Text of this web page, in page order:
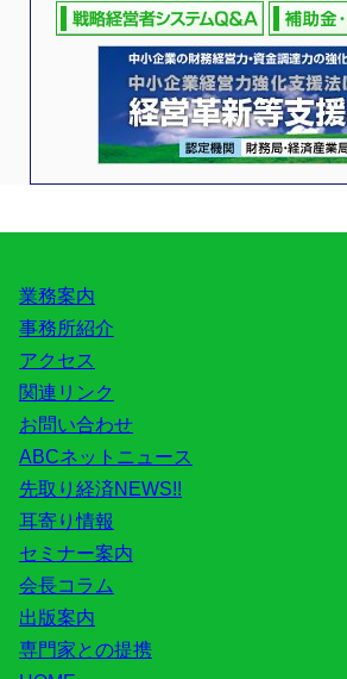
業務案内
事務所紹介
アクセス
関連リンク
お問い合わせ
ABCネットニュース
先取り経済NEWS!!
耳寄り情報
セミナー案内
会長コラム
出版案内
専門家との提携